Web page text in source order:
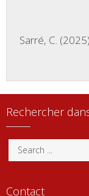
Sarré, C.
Rechercher
Contact